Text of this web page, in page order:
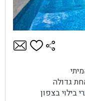
גדולה
בילוי בצפון